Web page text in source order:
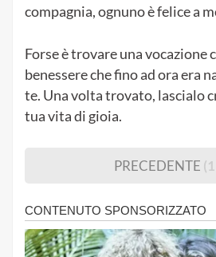
compagnia, ognuno è felice a
Forse è trovare una vocazione
benessere che fino ad ora era
te. Una volta trovato, lascialo
tua vita di gioia.
PRECEDENTE